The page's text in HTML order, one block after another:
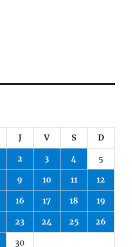
J V S D
2 3 4 5
9 10 11 12
16 17 18 19
23 24 25 26
30